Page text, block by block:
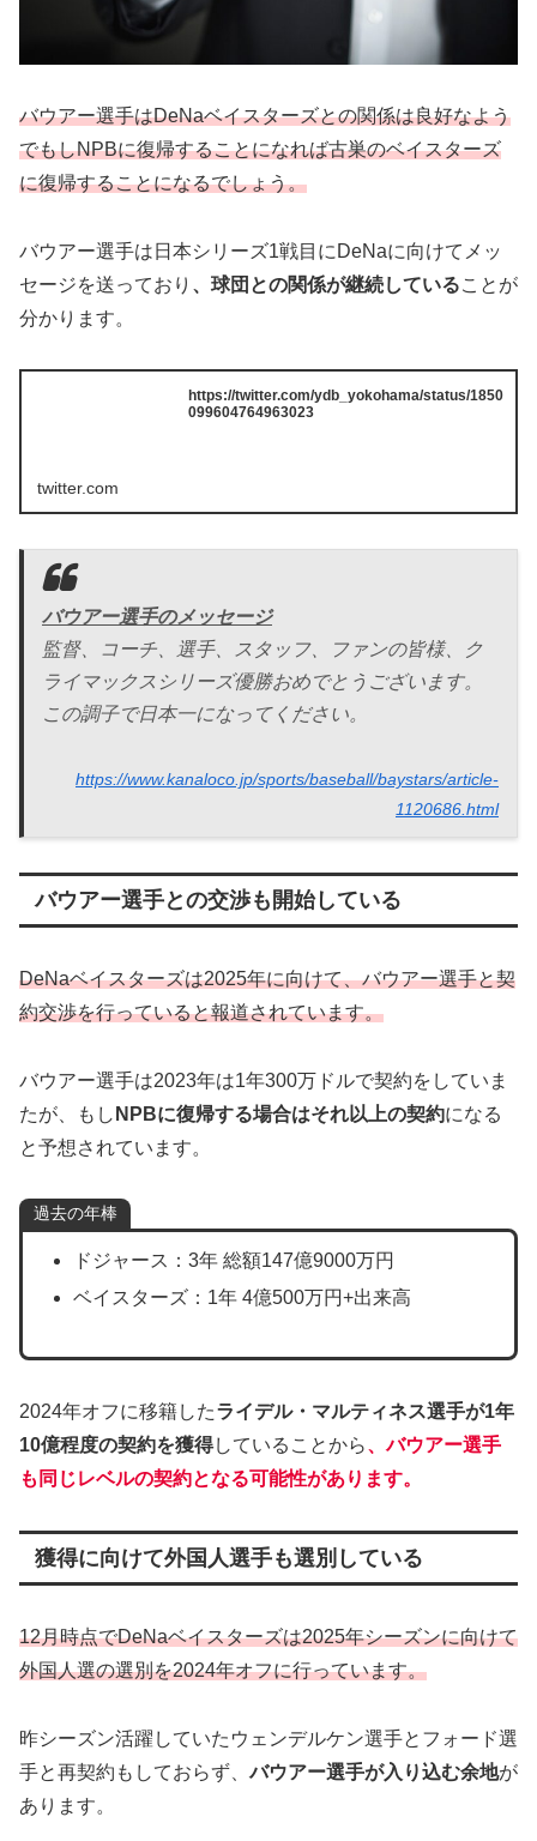
バウアー選手はDeNaベイスターズとの関係は良好なよう
でもしNPBに復帰することになれば古巣のベイスターズ
に復帰することになるでしょう。
バウアー選手は日本シリーズ1戦目にDeNaに向けてメッ
セージを送っており 、球団との関係が継続していることが
分かります。
https://twitter.com/ydb_yokohama/status/1850
099604764963023
twitter.com
バウアー選手のメッセージ
監督、コーチ、選手、スタッフ、ファンの皆様、ク
ライマックスシリーズ優勝おめでとうございます。
この調子で日本一になってください。
https://www.kanaloco.jp/sports/baseball/baystars/article-
1120686.html
バウアー選手との交渉も開始している
DeNaベイスターズは2025年に向けて、バウアー選手と契
約交渉を行っていると報道されています。
バウアー選手は2023年は1年300万ドルで契約をしていま
たが、もし NPBに復帰する場合はそれ以上の契約になる
と予想されています。
過去の年棒
ドジャース：3年 総額147億9000万円
ベイスターズ：1年 4億500万円+出来高
2024年オフに移籍したライデル・マルティネス選手が1年
10億程度の契約を獲得していることから、バウアー選手
も同じレベルの契約となる可能性があります。
獲得に向けて外国人選手も選別している
12月時点でDeNaベイスターズは2025年シーズンに向けて
外国人選の選別を2024年オフに行っています。
昨シーズン活躍していたウェンデルケン選手とフォード選
手と再契約もしておらず、バウアー選手が入り込む余地が
あります。